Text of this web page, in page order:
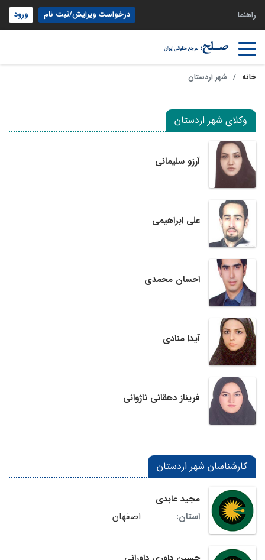
راهنما درخواست ویرایش/ثبت نام ورود
خانه شهر اردستان
وکلای شهر اردستان
آرزو سلیمانی
علی ابراهیمی
احسان محمدی
آیدا منادی
فریناز دهقانی ناژوانی
کارشناسان شهر اردستان
مجید عابدی
استان:
اصفهان